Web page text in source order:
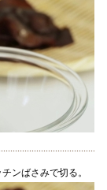
ンばさみで切る。